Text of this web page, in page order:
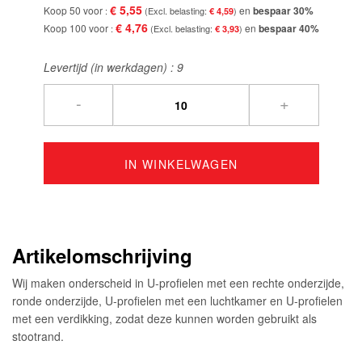
Koop 50 voor € 5,55 € 4,59 en bespaar30%
Koop 100 voor € 4,76 € 3,93 en bespaar40%
Levertijd (in werkdagen) : 9
- +
IN WINKELWAGEN
Artikelomschrijving
Wij maken onderscheid in U-profielen met een rechte onderzijde,
ronde onderzijde, U-profielen met een luchtkamer en U-profielen
met een verdikking, zodat deze kunnen worden gebruikt als
stootrand.